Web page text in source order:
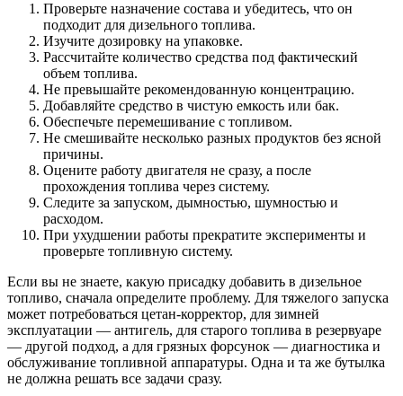
Проверьте назначение состава и убедитесь, что он
подходит для дизельного топлива.
Изучите дозировку на упаковке.
Рассчитайте количество средства под фактический
объем топлива.
Не превышайте рекомендованную концентрацию.
Добавляйте средство в чистую емкость или бак.
Обеспечьте перемешивание с топливом.
Не смешивайте несколько разных продуктов без ясной
причины.
Оцените работу двигателя не сразу, а после
прохождения топлива через систему.
Следите за запуском, дымностью, шумностью и
расходом.
При ухудшении работы прекратите эксперименты и
проверьте топливную систему.
Если вы не знаете, какую присадку добавить в дизельное
топливо, сначала определите проблему. Для тяжелого запуска
может потребоваться цетан-корректор, для зимней
эксплуатации — антигель, для старого топлива в резервуаре
— другой подход, а для грязных форсунок — диагностика и
обслуживание топливной аппаратуры. Одна и та же бутылка
не должна решать все задачи сразу.